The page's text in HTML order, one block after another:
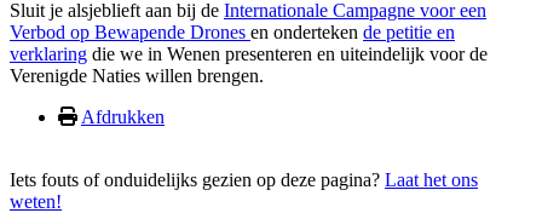
Sluit je alsjeblieft aan bij de Internationale Campagne voor een
Verbod op Bewapende Drones en onderteken de petitie en
verklaring die we in Wenen presenteren en uiteindelijk voor de
Verenigde Naties willen brengen.
Afdrukken
Iets fouts of onduidelijks gezien op deze pagina? Laat het ons
weten!